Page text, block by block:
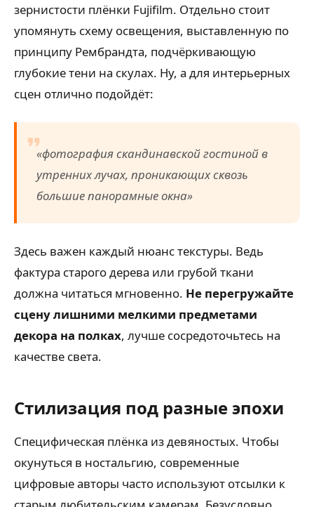
зернистости плёнки Fujifilm. Отдельно стоит
упомянуть схему освещения, выставленную по
принципу Рембрандта, подчёркивающую
глубокие тени на скулах. Ну, а для интерьерных
сцен отлично подойдёт:
«фотография скандинавской гостиной в
утренних лучах, проникающих сквозь
большие панорамные окна»
Здесь важен каждый нюанс текстуры. Ведь
фактура старого дерева или грубой ткани
должна читаться мгновенно. Не перегружайте
сцену лишними мелкими предметами
декора на полках, лучше сосредоточьтесь на
качестве света.
Стилизация под разные эпохи
Специфическая плёнка из девяностых. Чтобы
окунуться в ностальгию, современные
цифровые авторы часто используют отсылки к